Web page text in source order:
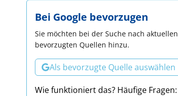
Bei Google bevorzugen
Sie möchten bei der Suche nach
bevorzugten Quellen hinzu.
Als bevorzugte Quelle auswählen
Wie funktioniert das? Häufige Fragen: